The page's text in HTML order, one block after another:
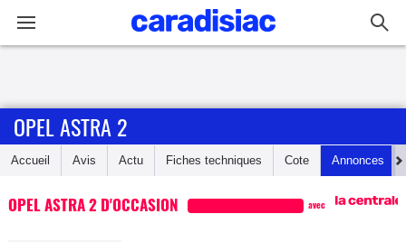
Accueil
OPEL ASTRA 2
Accueil Avis Actu Fiches techniques Cote Annonces
OPEL ASTRA 2 D'OCCASION avec